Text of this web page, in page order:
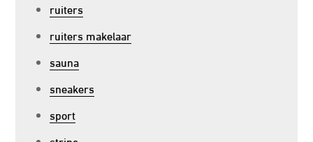
ruiters
ruiters makelaar
sauna
sneakers
sport